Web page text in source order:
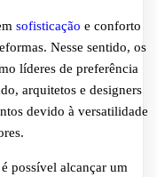
sofisticação e conforto
Nesse sentido, os
líderes de preferência
arquitetos e designers
devido à versatilidade
é possível alcançar um